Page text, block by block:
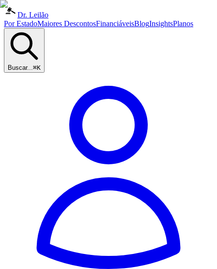
Dr. Leilão
Por EstadoMaiores DescontosFinanciáveisBlogInsightsPlanos
Buscar...⌘K